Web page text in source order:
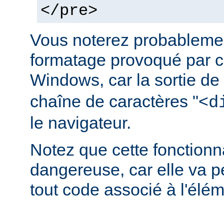
</pre>
Vous noterez
formatage provoqué par
Windows, car la sortie de
chaîne de caractères "<
le navigateur.
Notez que cette
dangereuse, car elle va
tout code associé à